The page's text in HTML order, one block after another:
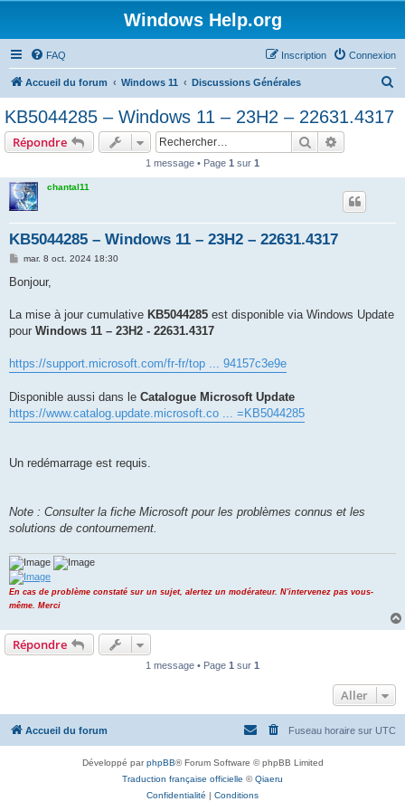
Windows Help.org
FAQ Connexion
Inscription
Accueil du forum Windows 11 Discussions Générales
KB5044285 – Windows 11 – 23H2 – 22631.4317
Répondre Rechercher
1 message • Page 1 sur 1
chantal11
KB5044285 – Windows 11 – 23H2 – 22631.4317
M
s
g
mar. 8 oct. 2024 18:30
Bonjour,
La mise à jour cumulative KB5044285 est disponible via Windows Update
pour Windows 11 – 23H2 - 22631.4317
https://support.microsoft.com/fr-fr/top ... 94157c3e9e
Disponible aussi dans le Catalogue Microsoft Update
https://www.catalog.update.microsoft.co ... =KB5044285
Un redémarrage est requis.
Note : Consulter la fiche Microsoft pour les problèmes connus et les
solutions de contournement.
En cas de problème constaté sur un sujet, alertez un modérateur. N'intervenez pas vous-
même. Merci
Répondre
1 message • Page 1 sur 1
Aller
Accueil du forum Fuseau horaire sur UTC
Développé parphpBB® Forum Software © phpBB Limited
Traduction française officielle ©Qiaeru
Confidentialité | Conditions